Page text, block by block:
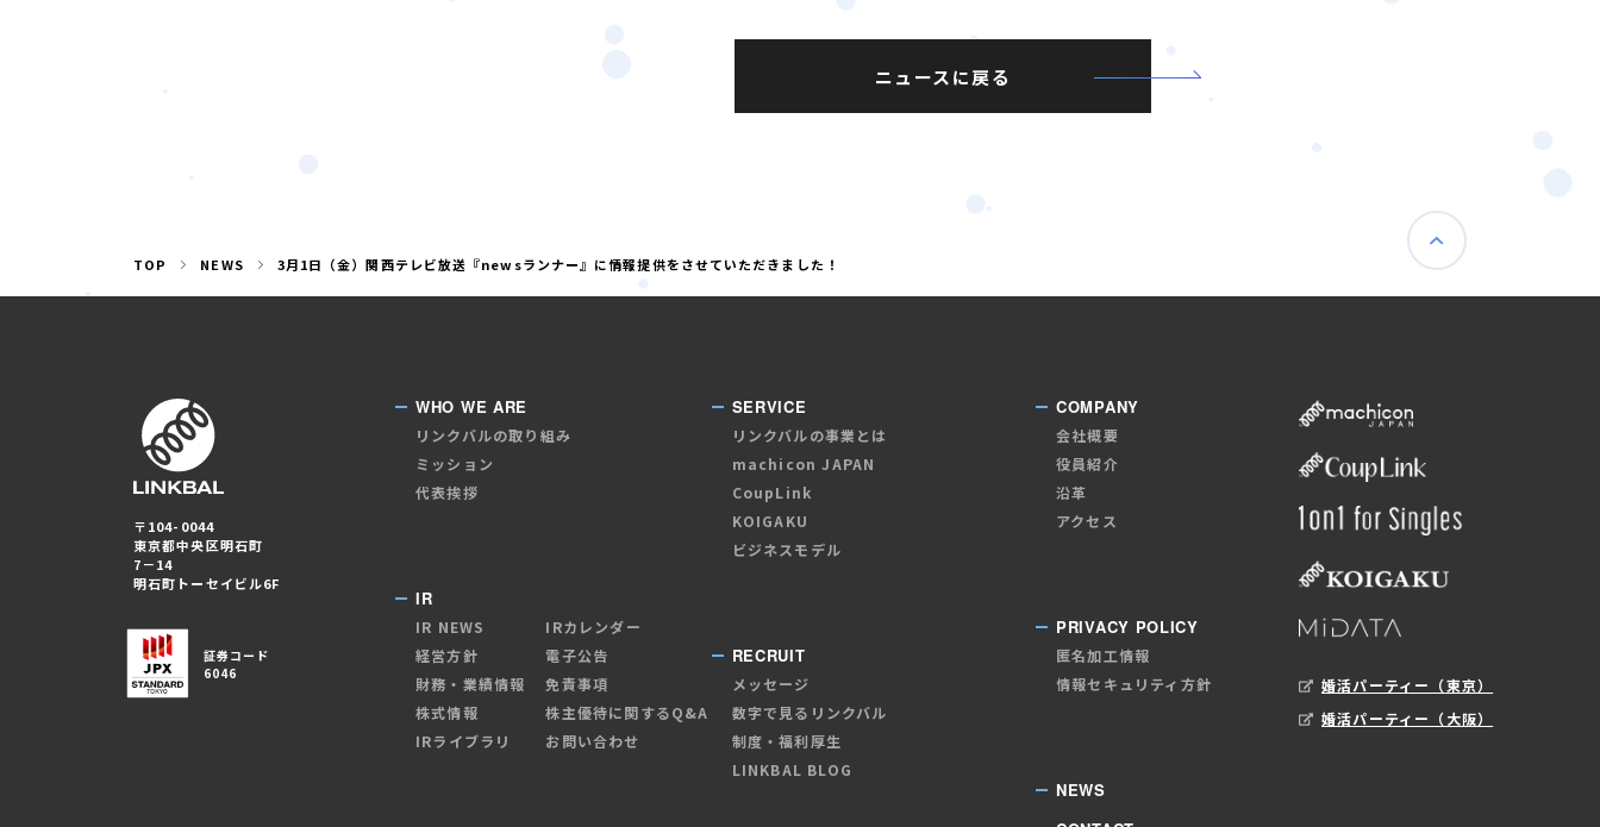
ニュースに戻る
TOP NEWS 3月1日（金）関西テレビ放送『newsランナー』に情報提供をさせていただきました！
〒104-0044
東京都中央区明石町
7－14
明石町トーセイビル6F
証券コード
6046
WHO WE ARE
リンクバルの取り組み
ミッション
代表挨拶
IR
IR NEWS
経営方針
財務・業績情報
株式情報
IRライブラリ
IRカレンダー
電子公告
免責事項
株主優待に関するQ&A
お問い合わせ
SERVICE
リンクバルの事業とは
machicon JAPAN
CoupLink
KOIGAKU
ビジネスモデル
RECRUIT
メッセージ
数字で見るリンクバル
制度・福利厚生
LINKBAL BLOG
COMPANY
会社概要
役員紹介
沿革
アクセス
PRIVACY POLICY
匿名加工情報
情報セキュリティ方針
NEWS
婚活パーティー（東京）
婚活パーティー（大阪）